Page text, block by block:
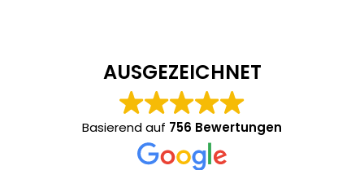
AUSGEZEICHNET
Basierend auf 756 Bewertungen